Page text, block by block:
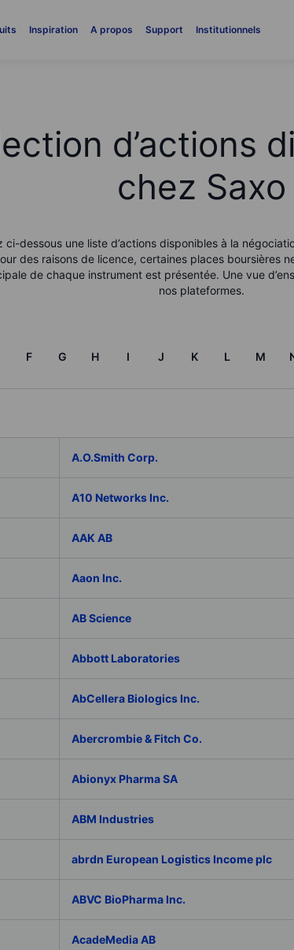
Inspiration A propos Support Institutionnels
d’actions
chez Saxo
ci-dessous une liste d’actions disponibles à la
des raisons de licence, certaines places boursières
de chaque instrument est présentée. Une vue
nos plateformes.
F G H I J K L M
A.O.Smith Corp.
A10 Networks Inc.
AAK AB
Aaon Inc.
AB Science
Abbott Laboratories
AbCellera Biologics Inc.
Abercrombie & Fitch Co.
Abionyx Pharma SA
ABM Industries
abrdn European Logistics Income plc
ABVC BioPharma Inc.
AcadeMedia AB